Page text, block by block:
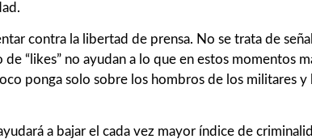
contra la libertad de prensa. No se trata de
“likes” no ayudan a lo que en estos momentos
ponga solo sobre los hombros de los militares
a bajar el cada vez mayor índice de